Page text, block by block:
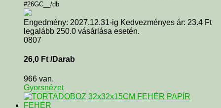
#26GC__/db
Engedmény: 2027.12.31-ig Kedvezményes ár: 23.4 Ft
legalább 250.0 vásárlása esetén.
0807
26,0 Ft /Darab
966 van.
Gyorsnézet